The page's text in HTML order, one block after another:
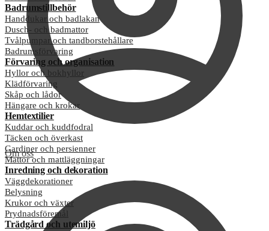
Om oss
Badrumstillbehör
Handdukar och badlakan
Dusch- och badmattor
Tvålpumpar och tandborstehållare
Badrumsförvaring
Förvaring och organisation
Hyllor och bokhyllor
Klädförvaring
Skåp och lådor
Hängare och krokar
Hemtextilier
Kuddar och kuddfodral
Täcken och överkast
Gardiner och persienner
Mattor och mattläggningar
Inredning och dekoration
Väggdekorationer
Belysning
Krukor och växter
Prydnadsföremål
Trädgård och utemiljö